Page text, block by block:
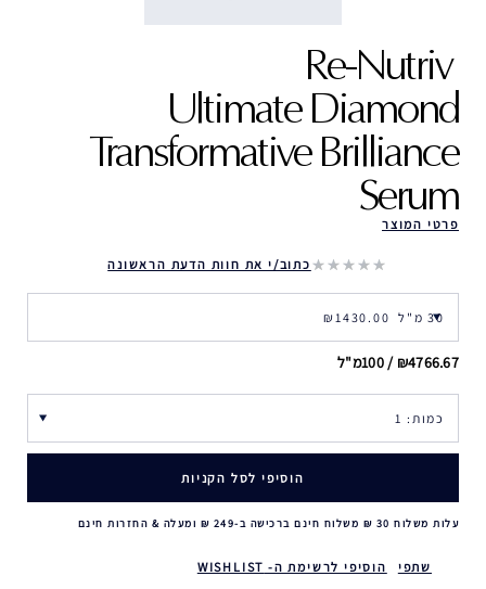
Re-Nutriv ‎
Ultimate Diamond
Transformative Brilliance
Serum
פרטי המוצר
כתוב/י את חוות הדעת הראשונה
₪4766.67 / 100מ"ל
הוסיפי לסל הקניות
עלות משלוח 30 ₪ משלוח חינם ברכישה ב-249 ₪ ומעלה & החזרות חינם
שתפי הוסיפי לרשימת ה- WISHLIST